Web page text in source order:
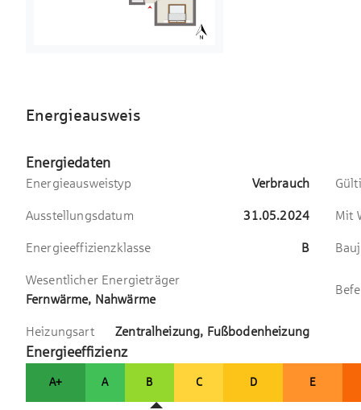
Lebensqualität schätzen.
Energieausweis
Energiedaten
Energieausweistyp Verbrauch
Ausstellungsdatum 31.05.2024 Mit
Energieeffizienzklasse B
Wesentlicher Energieträger
Fernwärme, Nahwärme
Heizungsart Zentralheizung, Fußbodenheizung
Energieeffizienz
A+ A B C D E